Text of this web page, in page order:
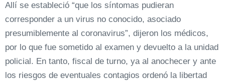
Allí se estableció “que los síntomas pudieran
corresponder a un virus no conocido, asociado
presumiblemente al coronavirus”, dijeron los médicos,
por lo que fue sometido al examen y devuelto a la unidad
policial. En tanto, fiscal de turno, ya al anochecer y ante
los riesgos de eventuales contagios ordenó la libertad